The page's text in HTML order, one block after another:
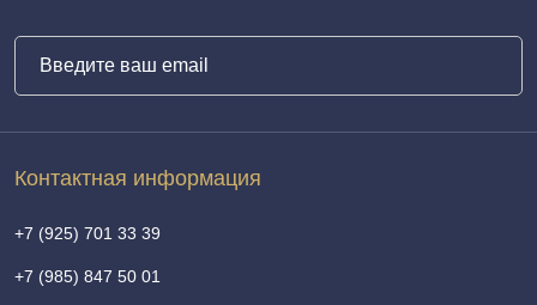
Контактная информация
+7 (925) 701 33 39
+7 (985) 847 50 01